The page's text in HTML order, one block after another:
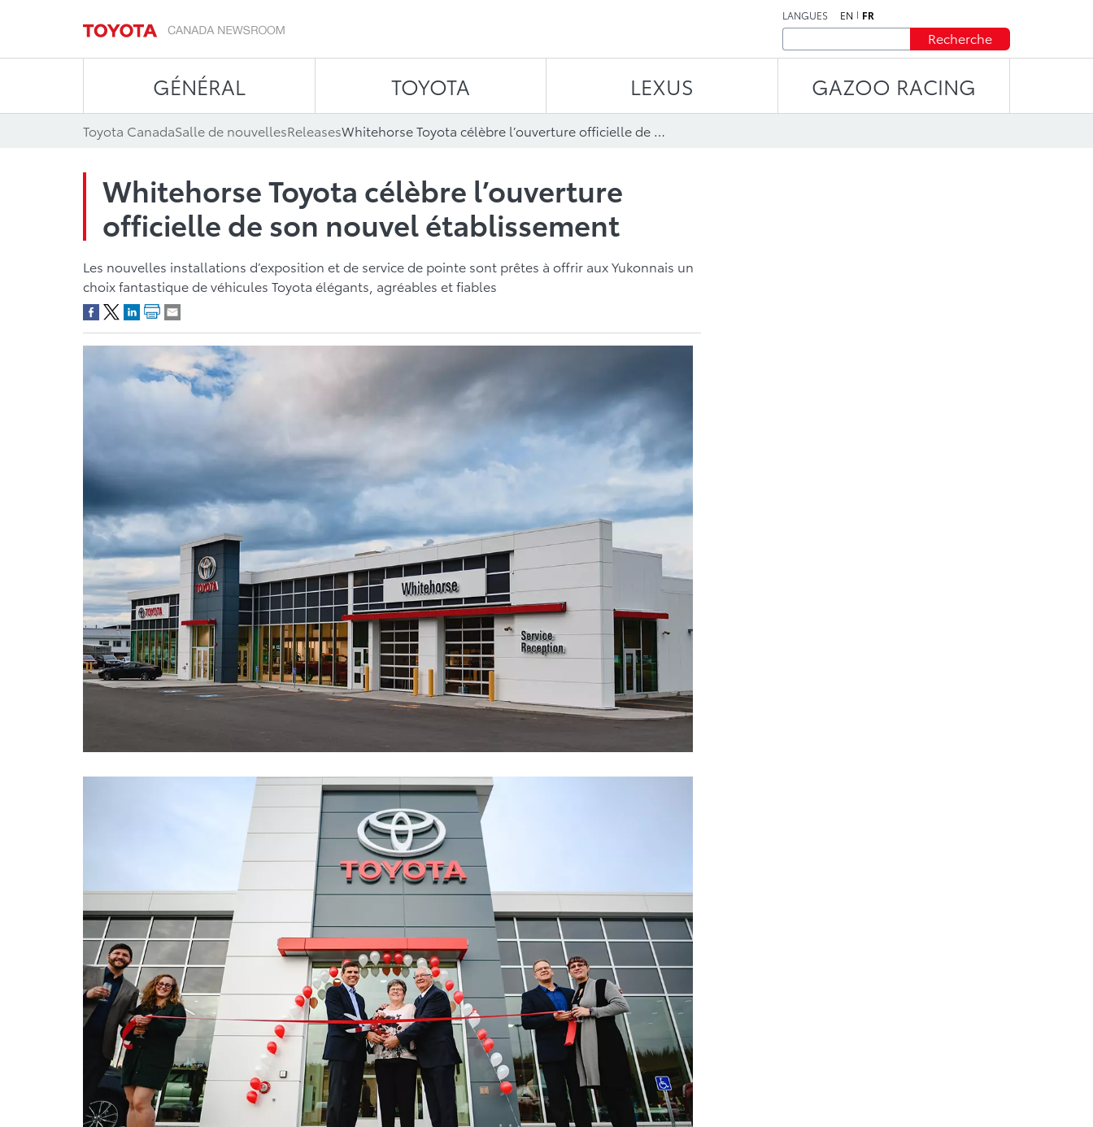
LANGUES EN FR
Recherche
GÉNÉRAL TOYOTA LEXUS GAZOO RACING
Toyota CanadaSalle de nouvellesReleases Whitehorse Toyota célèbre l’ouverture officielle de son nouvel établissement
Whitehorse Toyota célèbre l’ouverture
officielle de son nouvel établissement
Les nouvelles installations d’exposition et de service de pointe sont prêtes à offrir aux Yukonnais un
choix fantastique de véhicules Toyota élégants, agréables et fiables